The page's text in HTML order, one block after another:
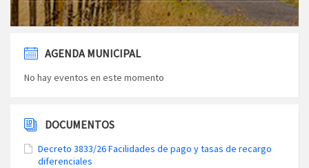
AGENDA MUNICIPAL
No hay eventos en este momento
DOCUMENTOS
Decreto 3833/26 Facilidades de pago y tasas de recargo
diferenciales